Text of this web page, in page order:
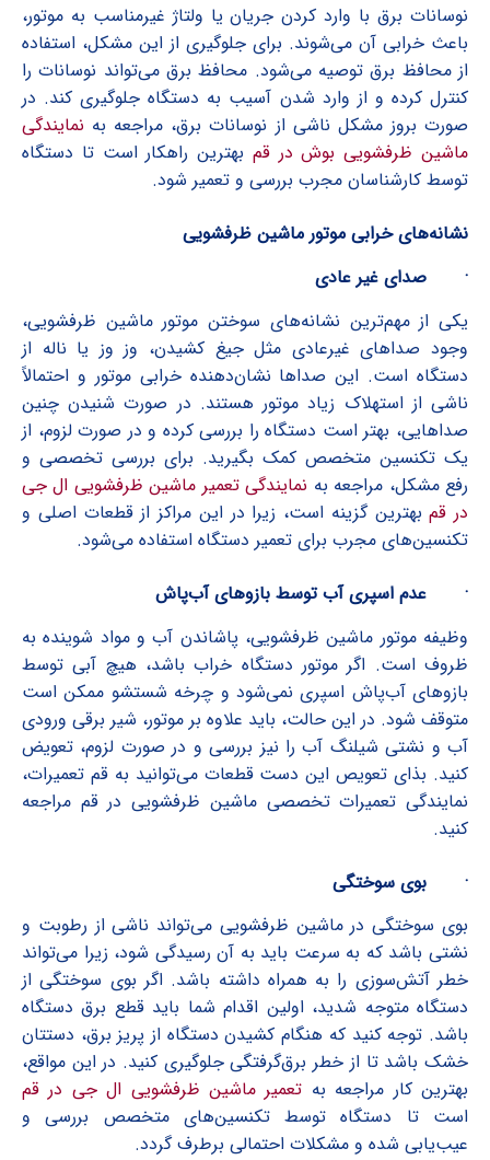
نوسانات برق با وارد کردن جریان یا ولتاژ غیرمناسب به موتور،
باعث خرابی آن می‌شوند. برای جلوگیری از این مشکل، استفاده
از محافظ برق توصیه می‌شود. محافظ برق می‌تواند نوسانات را
کنترل کرده و از وارد شدن آسیب به دستگاه جلوگیری کند. در
صورت بروز مشکل ناشی از نوسانات برق، مراجعه به نمایندگی
ماشین ظرفشویی بوش در قم بهترین راهکار است تا دستگاه
توسط کارشناسان مجرب بررسی و تعمیر شود.
نشانه‌های خرابی موتور ماشین ظرفشویی
· صدای غیر عادی
یکی از مهم‌ترین نشانه‌های سوختن موتور ماشین ظرفشویی،
وجود صداهای غیرعادی مثل جیغ کشیدن، وز وز یا ناله از
دستگاه است. این صداها نشان‌دهنده خرابی موتور و احتمالاً
ناشی از استهلاک زیاد موتور هستند. در صورت شنیدن چنین
صداهایی، بهتر است دستگاه را بررسی کرده و در صورت لزوم، از
یک تکنسین متخصص کمک بگیرید. برای بررسی تخصصی و
رفع مشکل، مراجعه به نمایندگی تعمیر ماشین ظرفشویی ال جی
در قمبهترین گزینه است، زیرا در این مراکز از قطعات اصلی و
تکنسین‌های مجرب برای تعمیر دستگاه استفاده می‌شود.
· عدم اسپری آب توسط بازوهای آب‌پاش
وظیفه موتور ماشین ظرفشویی، پاشاندن آب و مواد شوینده به
ظروف است. اگر موتور دستگاه خراب باشد، هیچ آبی توسط
بازوهای آب‌پاش اسپری نمی‌شود و چرخه شستشو ممکن است
متوقف شود. در این حالت، باید علاوه بر موتور، شیر برقی ورودی
آب و نشتی شیلنگ آب را نیز بررسی و در صورت لزوم، تعویض
کنید. بذای تعویص این دست قطعات می‌توانید به قم تعمیرات،
نمایندگی تعمیرات تخصصی ماشین ظرفشویی در قم مراجعه
کنید.
· بوی سوختگی
بوی سوختگی در ماشین ظرفشویی می‌تواند ناشی از رطوبت و
نشتی باشد که به سرعت باید به آن رسیدگی شود، زیرا می‌تواند
خطر آتش‌سوزی را به همراه داشته باشد. اگر بوی سوختگی از
دستگاه متوجه شدید، اولین اقدام شما باید قطع برق دستگاه
باشد. توجه کنید که هنگام کشیدن دستگاه از پریز برق، دستتان
خشک باشد تا از خطر برق‌گرفتگی جلوگیری کنید. در این مواقع،
بهترین کار مراجعه به تعمیر ماشین ظرفشویی ال جی در قم
است تا دستگاه توسط تکنسین‌های متخصص بررسی و
عیب‌یابی شده و مشکلات احتمالی برطرف گردد.